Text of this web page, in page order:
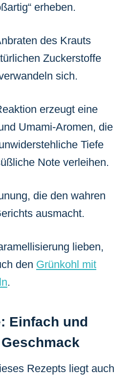
erheben.
des Krauts
Zuckerstoffe
sich.
erzeugt eine
Umami-Aromen, die
Tiefe
Note verleihen.
die den wahren
ausmacht.
lieben,
den Grünkohl mit
.
Einfach und
Rezepts liegt auch